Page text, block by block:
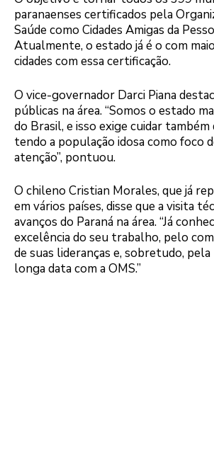
paranaenses certificados pela
Saúde como Cidades Amigas da
Atualmente, o estado já é o com
cidades com essa certificação.
O vice-governador Darci Piana
públicas na área. “Somos o estado
do Brasil, e isso exige cuidar também
tendo a população idosa como foco
atenção”, pontuou.
O chileno Cristian Morales, que já
em vários países, disse que a visita
avanços do Paraná na área. “Já
excelência do seu trabalho, pelo
de suas lideranças e, sobretudo, pela
longa data com a OMS.”